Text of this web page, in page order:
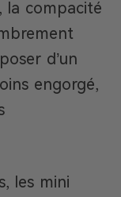
la compacité
d’un
engorgé,
les mini